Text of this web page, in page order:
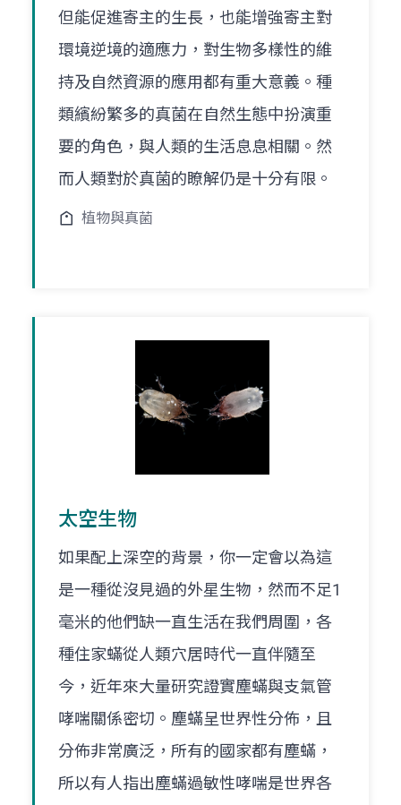
但能促進寄主的生長，也能增強寄主對
環境逆境的適應力，對生物多樣性的維
持及自然資源的應用都有重大意義。種
類繽紛繁多的真菌在自然生態中扮演重
要的角色，與人類的生活息息相關。然
而人類對於真菌的瞭解仍是十分有限。
植物與真菌
太空生物
如果配上深空的背景，你一定會以為這
是一種從沒見過的外星生物，然而不足1
毫米的他們缺一直生活在我們周圍，各
種住家蟎從人類穴居時代一直伴隨至
今，近年來大量研究證實塵蟎與支氣管
哮喘關係密切。塵蟎呈世界性分佈，且
分佈非常廣泛，所有的國家都有塵蟎，
所以有人指出塵蟎過敏性哮喘是世界各